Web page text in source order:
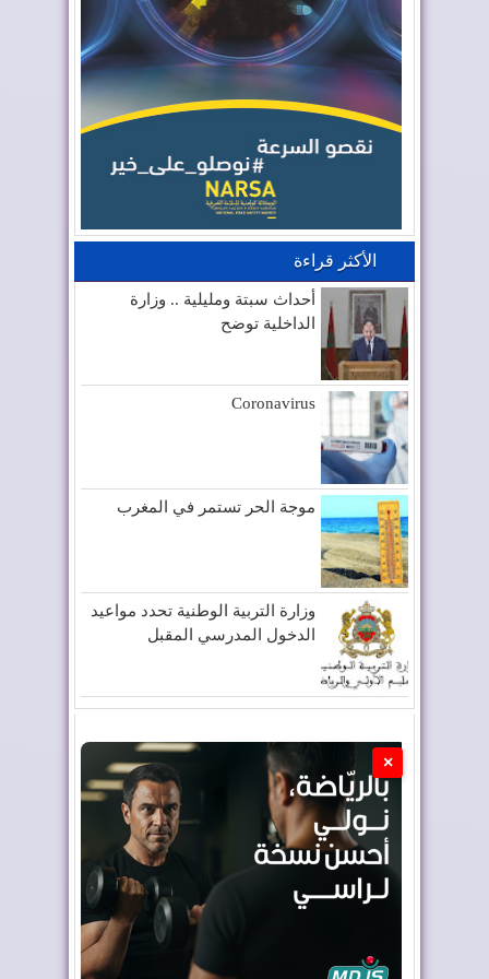
الأكثر قراءة
أحداث سبتة ومليلية .. وزارة
الداخلية توضح
Coronavirus
موجة الحر تستمر في المغرب
وزارة التربية الوطنية تحدد مواعيد
الدخول المدرسي المقبل
×